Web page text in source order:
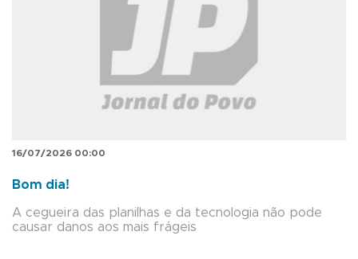
16/07/2026 00:00
Bom dia!
A cegueira das planilhas e da tecnologia não pode
causar danos aos mais frágeis